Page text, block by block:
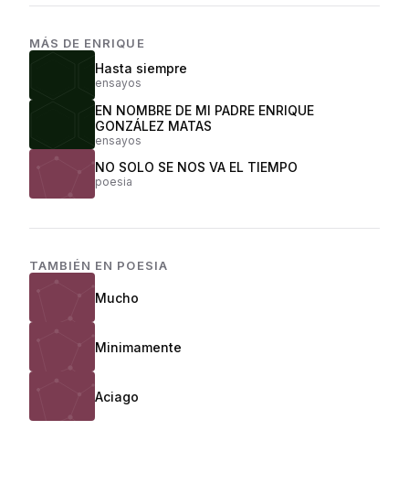
MÁS DE ENRIQUE
Hasta siempre
ensayos
EN NOMBRE DE MI PADRE ENRIQUE
GONZÁLEZ MATAS
ensayos
NO SOLO SE NOS VA EL TIEMPO
poesia
TAMBIÉN EN POESIA
Mucho
Minimamente
Aciago